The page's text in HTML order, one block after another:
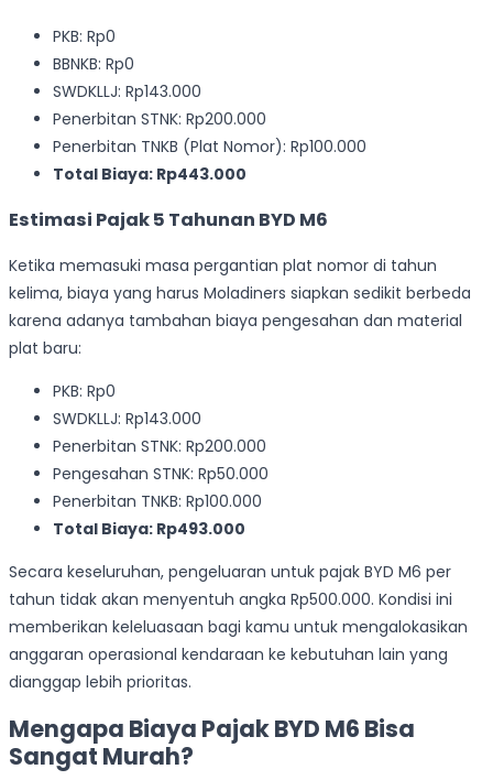
PKB: Rp0
BBNKB: Rp0
SWDKLLJ: Rp143.000
Penerbitan STNK: Rp200.000
Penerbitan TNKB (Plat Nomor): Rp100.000
Total Biaya: Rp443.000
Estimasi Pajak 5 Tahunan BYD M6
Ketika memasuki masa pergantian plat nomor di tahun
kelima, biaya yang harus Moladiners siapkan sedikit berbeda
karena adanya tambahan biaya pengesahan dan material
plat baru:
PKB: Rp0
SWDKLLJ: Rp143.000
Penerbitan STNK: Rp200.000
Pengesahan STNK: Rp50.000
Penerbitan TNKB: Rp100.000
Total Biaya: Rp493.000
Secara keseluruhan, pengeluaran untuk pajak BYD M6 per
tahun tidak akan menyentuh angka Rp500.000. Kondisi ini
memberikan keleluasaan bagi kamu untuk mengalokasikan
anggaran operasional kendaraan ke kebutuhan lain yang
dianggap lebih prioritas.
Mengapa Biaya Pajak BYD M6 Bisa
Sangat Murah?